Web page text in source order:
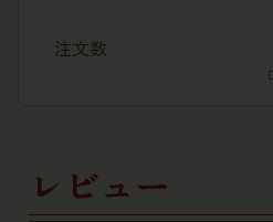
注文数
レビュー